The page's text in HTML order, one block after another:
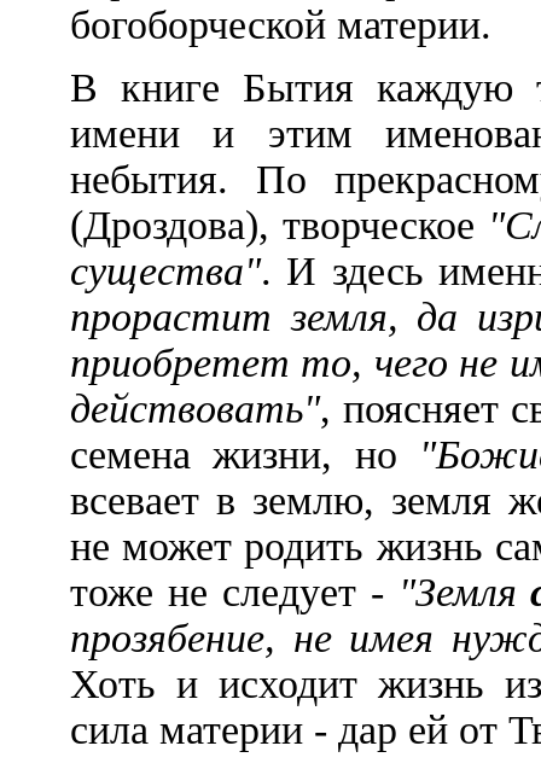
богоборческой материи.
В книге Бытия каждую
имени и этим
небытия. По
(Дроздова), творческое
существа". И здесь
прорастит земля, да
приобретет то, чего не
действовать", поясняет
семена жизни, но
всевает в землю, земля
не может родить жизнь
тоже не следует - "Земля
прозябение, не имея
Хоть и исходит жизнь
сила материи - дар ей от